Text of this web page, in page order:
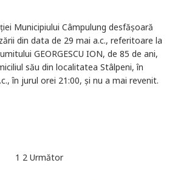
Municipiului Câmpulung desfășoară
din data de 29 mai a.c., referitoare la
GEORGESCU ION, de 85 de ani,
său din localitatea Stâlpeni, în
în jurul orei 21:00, și nu a mai revenit.
1 2 Următor